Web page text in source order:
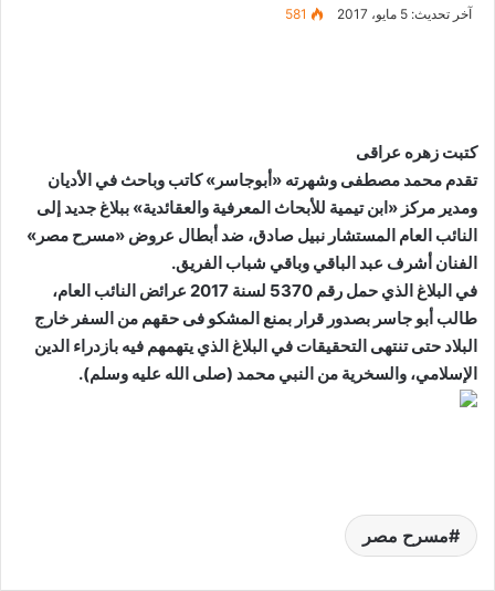
آخر تحديث: 5 مايو، 2017 581
كتبت زهره عراقى
تقدم محمد مصطفى وشهرته «أبوجاسر» كاتب وباحث في الأديان
ومدير مركز «ابن تيمية للأبحاث المعرفية والعقائدية» ببلاغ جديد إلى
النائب العام المستشار نبيل صادق، ضد أبطال عروض «مسرح مصر»
الفنان أشرف عبد الباقي وباقي شباب الفريق.
في البلاغ الذي حمل رقم 5370 لسنة 2017 عرائض النائب العام،
طالب أبو جاسر بصدور قرار بمنع المشكو فى حقهم من السفر خارج
البلاد حتى تنتهى التحقيقات في البلاغ الذي يتهمهم فيه بازدراء الدين
الإسلامي، والسخرية من النبي محمد (صلى الله عليه وسلم).
مسرح مصر